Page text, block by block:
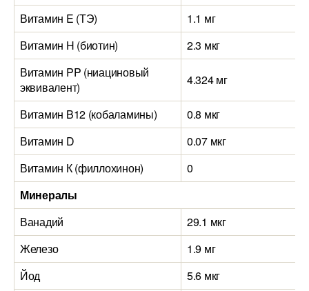
Витамин E (ТЭ)
1.1 мг
Витамин H (биотин)
2.3 мкг
Витамин PP (ниациновый
эквивалент)
4.324 мг
Витамин B12 (кобаламины)
0.8 мкг
Витамин D
0.07 мкг
Витамин К (филлохинон)
0
Минералы
Ванадий
29.1 мкг
Железо
1.9 мг
Йод
5.6 мкг